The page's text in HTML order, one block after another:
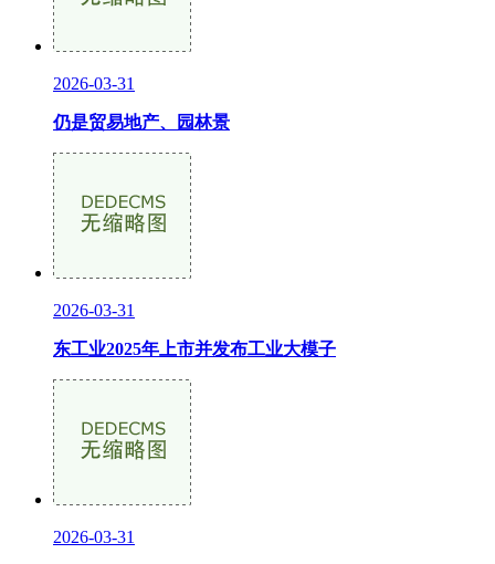
2026-03-31
仍是贸易地产、园林景
2026-03-31
东工业2025年上市并发布工业大模子
2026-03-31